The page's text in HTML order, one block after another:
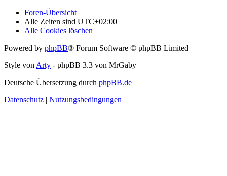
Foren-Übersicht
Alle Zeiten sind UTC+02:00
Alle Cookies löschen
Powered by phpBB® Forum Software © phpBB Limited
Style von Arty - phpBB 3.3 von MrGaby
Deutsche Übersetzung durch phpBB.de
Datenschutz | Nutzungsbedingungen